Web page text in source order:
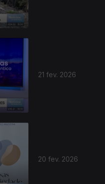
21 fev. 2026
20 fev. 2026